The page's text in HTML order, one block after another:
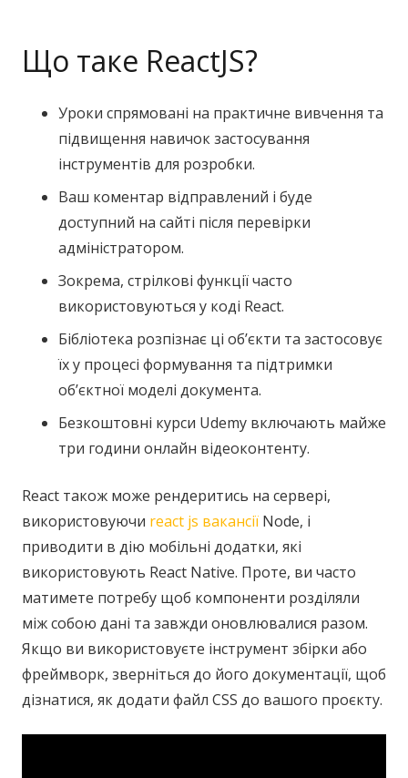
Що таке ReactJS?
Уроки спрямовані на практичне вивчення та
підвищення навичок застосування
інструментів для розробки.
Ваш коментар відправлений і буде
доступний на сайті після перевірки
адміністратором.
Зокрема, стрілкові функції часто
використовуються у коді React.
Бібліотека розпізнає ці об’єкти та застосовує
їх у процесі формування та підтримки
об’єктної моделі документа.
Безкоштовні курси Udemy включають майже
три години онлайн відеоконтенту.
React також може рендеритись на сервері,
використовуючи react js вакансії Node, і
приводити в дію мобільні додатки, які
використовують React Native. Проте, ви часто
матимете потребу щоб компоненти розділяли
між собою дані та завжди оновлювалися разом.
Якщо ви використовуєте інструмент збірки або
фреймворк, зверніться до його документації, щоб
дізнатися, як додати файл CSS до вашого проєкту.